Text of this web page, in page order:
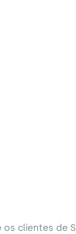
clientes de